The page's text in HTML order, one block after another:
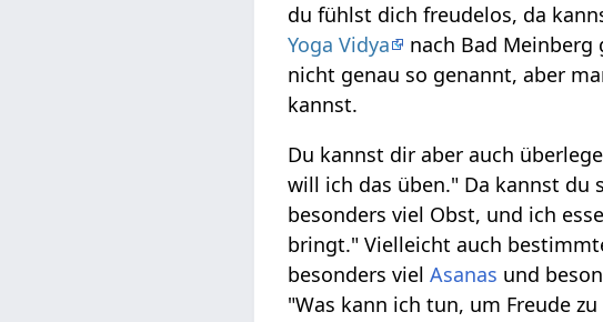
du fühlst dich freudelos, da
Yoga Vidya
nach Bad Meinberg
nicht genau so genannt, aber
kannst.
Du kannst dir aber auch
will ich das üben." Da kannst du
besonders viel Obst, und ich
bringt." Vielleicht auch
besonders vielAsanas und
"Was kann ich tun, um Freude